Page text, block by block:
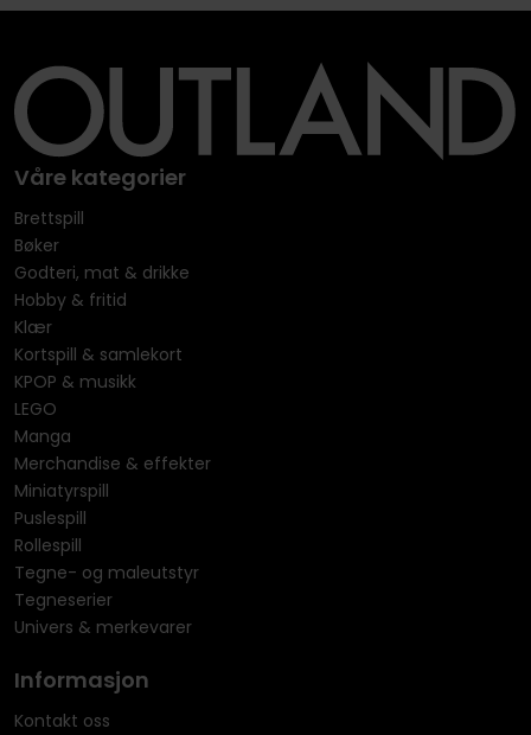
Våre kategorier
Brettspill
Bøker
Godteri, mat & drikke
Hobby & fritid
Klær
Kortspill & samlekort
KPOP & musikk
LEGO
Manga
Merchandise & effekter
Miniatyrspill
Puslespill
Rollespill
Tegne- og maleutstyr
Tegneserier
Univers & merkevarer
Informasjon
Kontakt oss